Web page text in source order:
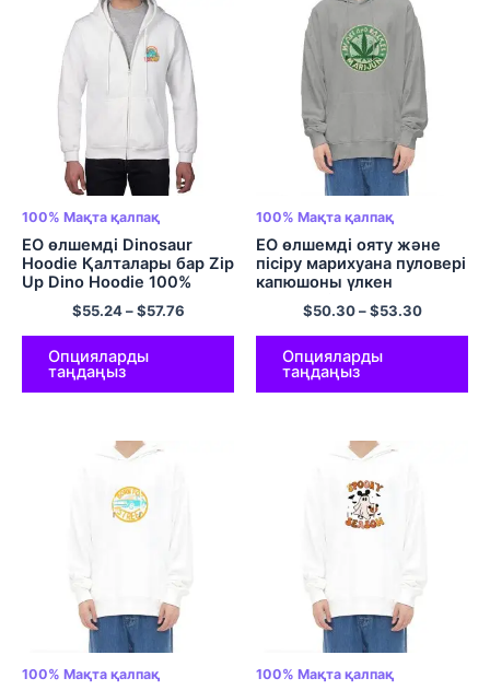
100% Мақта қалпақ
ЕО өлшемді Dinosaur
Hoodie Қалталары бар Zip
Up Dino Hoodie 100%
Мақтадан жасалған
ыңғайлы және кездейсоқ
қалпақшалар
ересектерге арналған
динозаврға арналған
юбкалар жанұялық
$55.24–$57.76
Опцияларды
таңдаңыз
100% Мақта қалпақ
ЕО өлшемді ояту және
пісіру марихуана пуловері
капюшоны үлкен
габаритсіз қалпақ 100%
Мақтадан жасалған
ыңғайлы және жұмсақ
капюшон көп түсті
$50.30–$53.30
Опцияларды
таңдаңыз
100% Мақта қалпақ 100% Мақта қалпақ